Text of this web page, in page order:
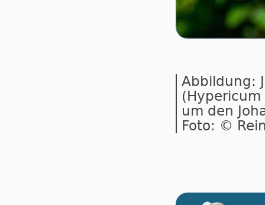
Abbildung:
um den
Foto: ©